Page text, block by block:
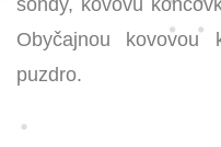
Obyčajnou
puzdro.